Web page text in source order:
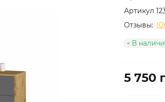
Артикул
Отзывы: (0)
В
5 750